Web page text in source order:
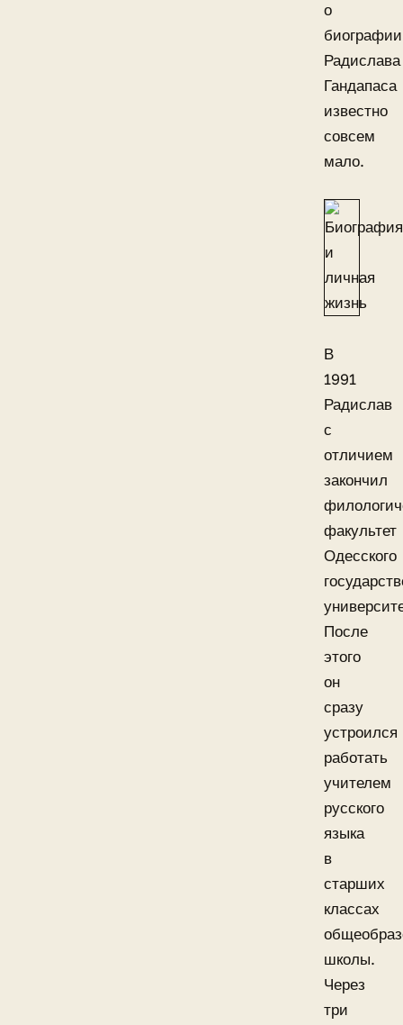
о
биографии
Радислава
Гандапаса
известно
совсем
мало.
В
1991
Радислав
с
отличием
закончил
факультет
Одесского
После
этого
он
сразу
устроился
работать
учителем
русского
языка
в
старших
классах
школы.
Через
три